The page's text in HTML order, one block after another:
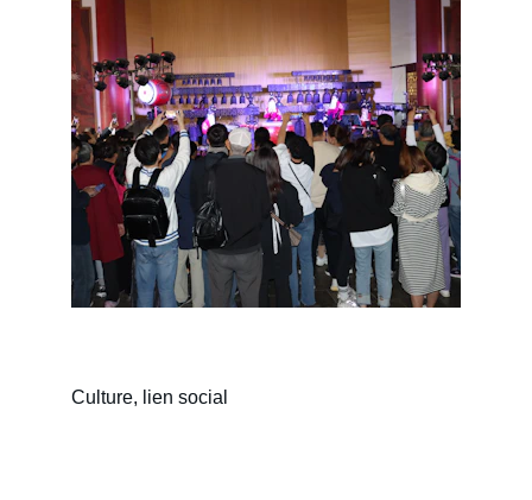
Culture, lien social